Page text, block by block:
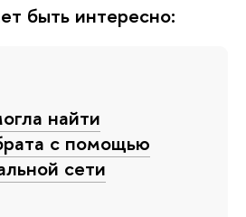
быть интересно:
найти
с помощью
сети